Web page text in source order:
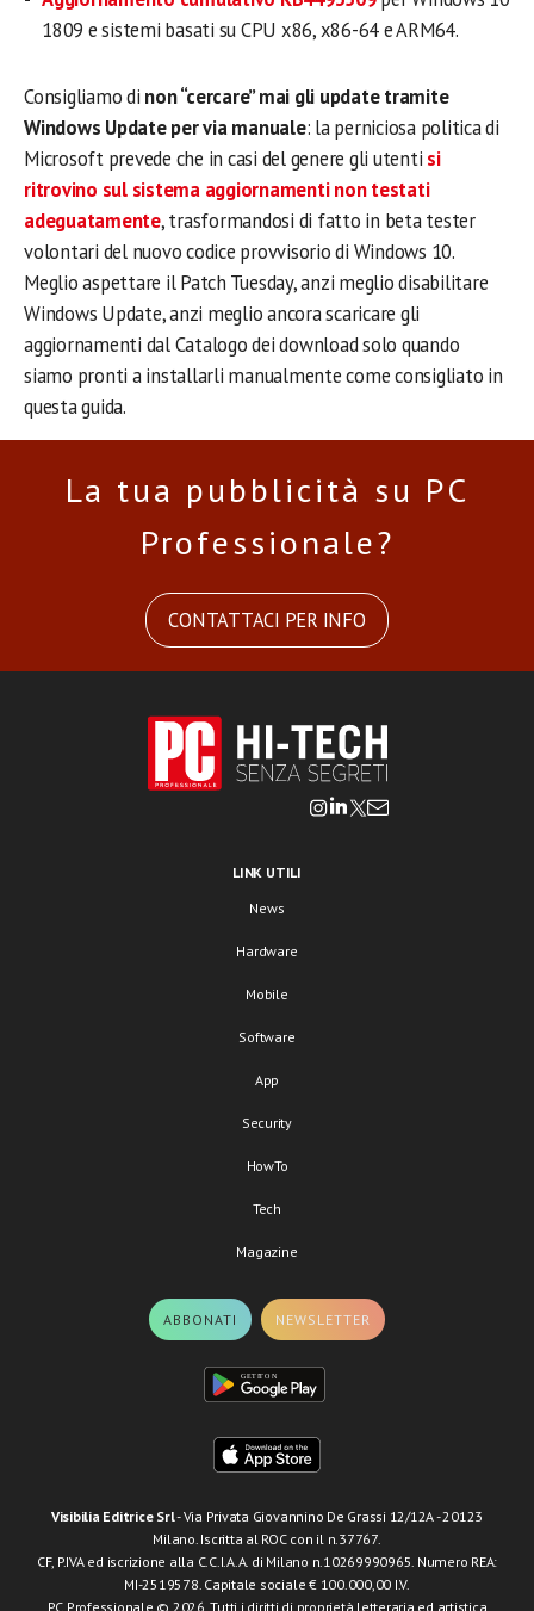
1809 e sistemi basati su CPU x86, x86-64 e ARM64.
Consigliamo di non “cercare” mai gli update tramite
Windows Update per via manuale: la perniciosa politica di
Microsoft prevede che in casi del genere gli utenti si
ritrovino sul sistema aggiornamenti non testati
adeguatamente, trasformandosi di fatto in beta tester
volontari del nuovo codice provvisorio di Windows 10.
Meglio aspettare il Patch Tuesday, anzi meglio disabilitare
Windows Update, anzi meglio ancora scaricare gli
aggiornamenti dal Catalogo dei download solo quando
siamo pronti a installarli manualmente come consigliato in
questa guida.
La tua pubblicità su PC
Professionale?
CONTATTACI PER INFO
LINK UTILI
News
Hardware
Mobile
Software
App
Security
HowTo
Tech
Magazine
ABBONATI NEWSLETTER
Visibilia Editrice Srl- Via Privata Giovannino De Grassi 12/12A - 20123
Milano. Iscritta al ROC con il n.37767.
CF, P.IVA ed iscrizione alla C.C.I.A.A. di Milano n.10269990965. Numero REA:
MI-2519578. Capitale sociale € 100.000,00 I.V.
PC Professionale © 2026. Tutti i diritti di proprietà letteraria ed artistica